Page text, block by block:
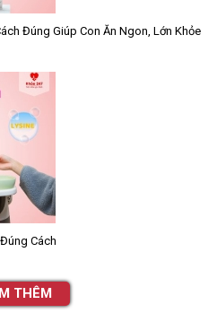
Đúng Giúp Con Ăn Ngon, Lớn Khỏe
Cách
THÊM